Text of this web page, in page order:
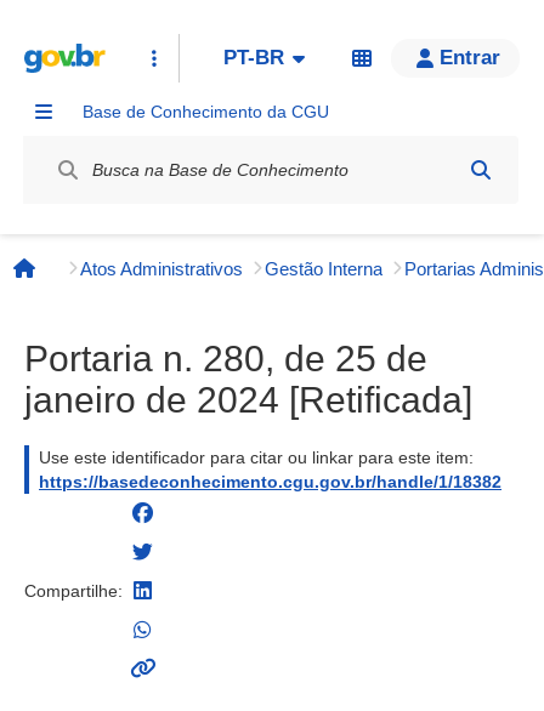
PT-BR Entrar
Base de Conhecimento da CGU
Página inicial
Atos Administrativos Gestão Interna
Portaria n. 280, de 25 de
janeiro de 2024 [Retificada]
Use este identificador para citar ou linkar para este item:
https://basedeconhecimento.cgu.gov.br/handle/1/18382
Compartilhe: